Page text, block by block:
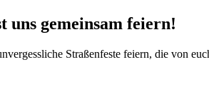
uns gemeinsam feiern!
Straßenfeste feiern, die von